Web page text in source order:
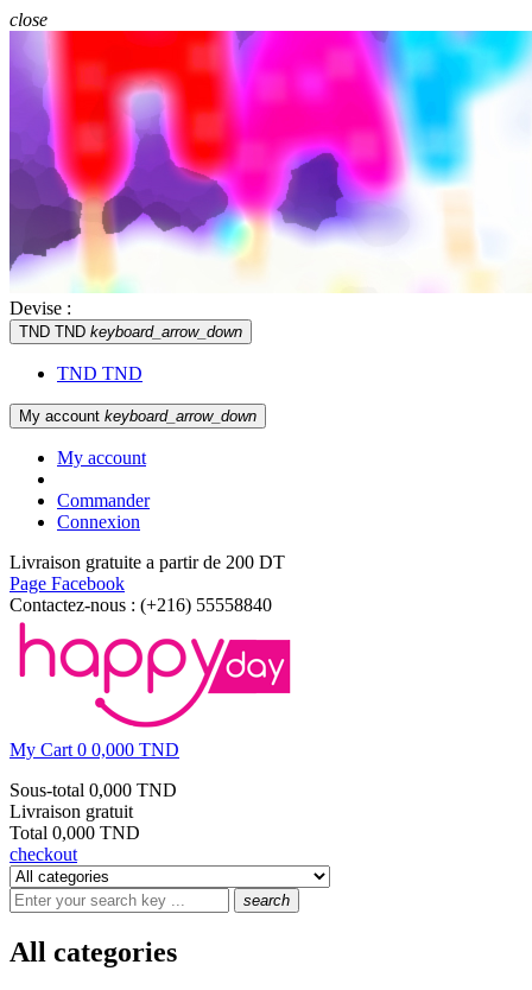
close
Devise :
TND TND keyboard_arrow_down
TND TND
My account keyboard_arrow_down
My account
Commander
Connexion
Livraison gratuite a partir de 200 DT
Page Facebook
Contactez-nous : (+216) 55558840
My Cart 0 0,000 TND
Sous-total 0,000 TND
Livraison gratuit
Total 0,000 TND
checkout
search
All categories